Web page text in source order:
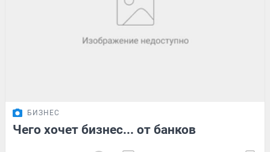
БИЗНЕС
Чего хочет бизнес... от банков